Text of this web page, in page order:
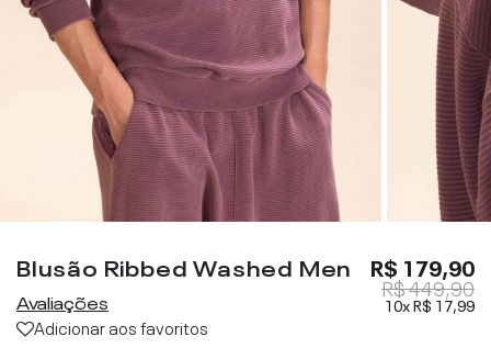
Blusão Ribbed Washed Men
Avaliações
Adicionar aos favoritos
R$ 179,90
R$ 449,90
10xR$ 17,99